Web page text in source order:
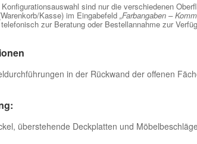
sind nur die verschiedenen
Kasse) im Eingabefeld „Farbangaben –
zur Beratung oder Bestellannahme zur
in der Rückwand der offenen
überstehende Deckplatten und